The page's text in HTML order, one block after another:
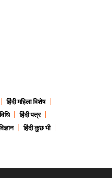
हिंदी महिला विशेष
हिंदी पत्र
हिंदी कुछ भी